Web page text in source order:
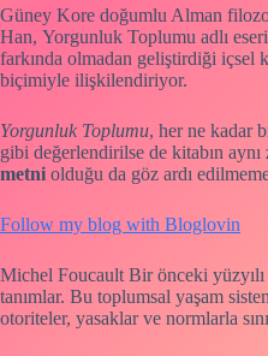
Güney Kore doğumlu Alman
Han, Yorgunluk Toplumu adlı
farkında olmadan geliştirdiği içsel
biçimiyle ilişkilendiriyor.
Yorgunluk Toplumu, her ne kadar
gibi değerlendirilse de kitabın
metni olduğu da göz ardı
Follow my blog with Bloglovin
Michel Foucault Bir önceki
tanımlar. Bu toplumsal yaşam
otoriteler, yasaklar ve normlarla